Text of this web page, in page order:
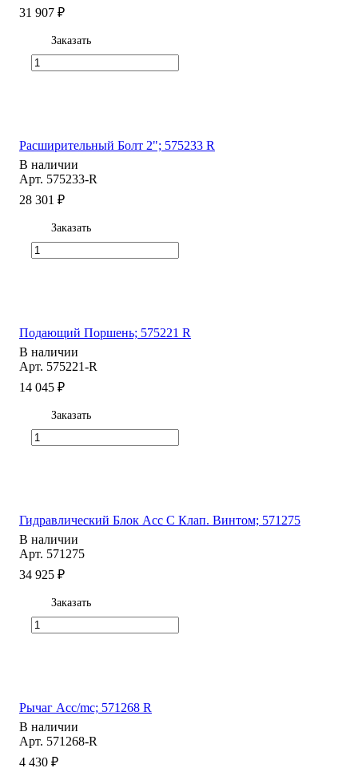
31 907 ₽
Заказать
Расширительный Болт 2"; 575233 R
В наличии
Арт. 575233-R
28 301 ₽
Заказать
Подающий Поршень; 575221 R
В наличии
Арт. 575221-R
14 045 ₽
Заказать
Гидравлический Блок Acc С Клап. Винтом; 571275
В наличии
Арт. 571275
34 925 ₽
Заказать
Рычаг Acc/mc; 571268 R
В наличии
Арт. 571268-R
4 430 ₽